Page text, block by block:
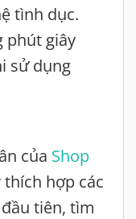
tình dục.
phút giây
sử dụng
của Shop
hợp các
tiên, tìm